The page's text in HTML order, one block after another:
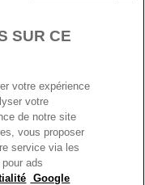
SUR CE
votre expérience
votre
de notre site
vous proposer
service via les
ads
Google